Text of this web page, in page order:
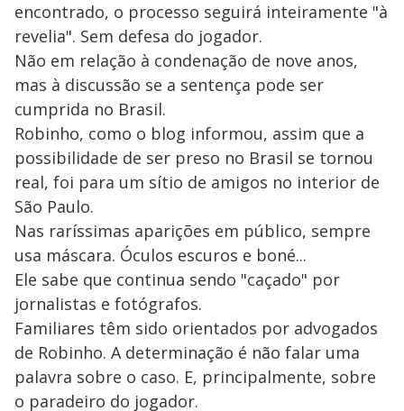
encontrado, o processo seguirá inteiramente "à
revelia". Sem defesa do jogador.
Não em relação à condenação de nove anos,
mas à discussão se a sentença pode ser
cumprida no Brasil.
Robinho, como o blog informou, assim que a
possibilidade de ser preso no Brasil se tornou
real, foi para um sítio de amigos no interior de
São Paulo.
Nas raríssimas aparições em público, sempre
usa máscara. Óculos escuros e boné...
Ele sabe que continua sendo "caçado" por
jornalistas e fotógrafos.
Familiares têm sido orientados por advogados
de Robinho. A determinação é não falar uma
palavra sobre o caso. E, principalmente, sobre
o paradeiro do jogador.